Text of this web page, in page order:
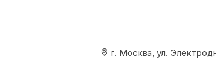
г. Москва, ул.